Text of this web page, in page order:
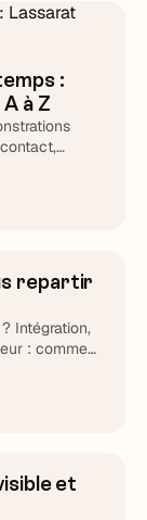
:
à Z
final.
repartir
Intégration,
: comment
et